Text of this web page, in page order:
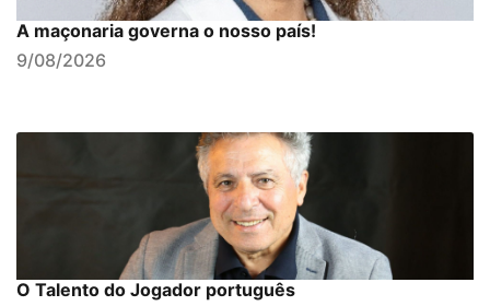
A maçonaria governa o nosso país!
9/08/2026
O Talento do Jogador português